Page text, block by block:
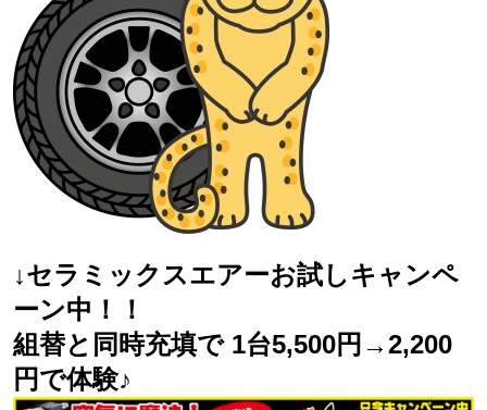
↓セラミックスエアーお試しキャンペ
ーン中！！
組替と同時充填で 1台5,500円→2,200
円で体験♪